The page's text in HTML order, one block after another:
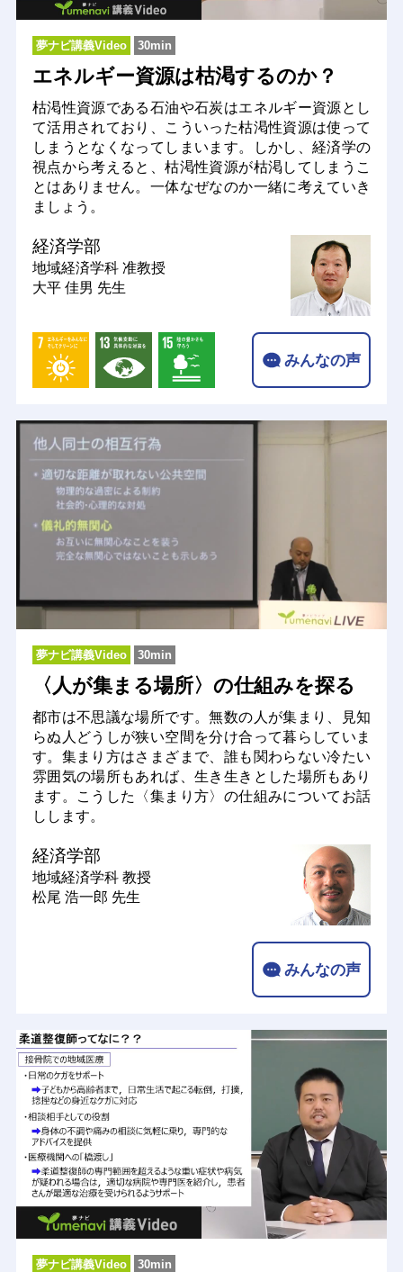
夢ナビ講義Video 30min
エネルギー資源は枯渇するのか？
枯渇性資源である石油や石炭はエネルギー資源とし
て活用されており、こういった枯渇性資源は使って
しまうとなくなってしまいます。しかし、経済学の
視点から考えると、枯渇性資源が枯渇してしまうこ
とはありません。一体なぜなのか一緒に考えていき
ましょう。
経済学部
地域経済学科 准教授
大平 佳男 先生
みんなの声
夢ナビ講義Video 30min
〈人が集まる場所〉の仕組みを探る
都市は不思議な場所です。無数の人が集まり、見知
らぬ人どうしが狭い空間を分け合って暮らしていま
す。集まり方はさまざまで、誰も関わらない冷たい
雰囲気の場所もあれば、生き生きとした場所もあり
ます。こうした〈集まり方〉の仕組みについてお話
しします。
経済学部
地域経済学科 教授
松尾 浩一郎 先生
みんなの声
夢ナビ講義Video 30min